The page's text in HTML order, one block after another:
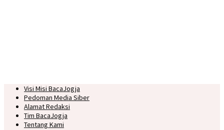
Visi Misi BacaJogja
Pedoman Media Siber
Alamat Redaksi
Tim BacaJogja
Tentang Kami